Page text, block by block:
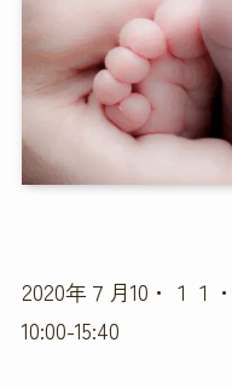
2020年７月10・１１
10:00-15:40